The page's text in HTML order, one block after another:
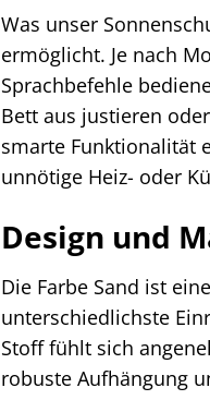
Was unser
ermöglicht. Je nach
Sprachbefehle
Bett aus justieren
smarte Funktionalität
unnötige Heiz- oder
Design und
Die Farbe Sand ist
unterschiedlichste
Stoff fühlt sich
robuste Aufhängung